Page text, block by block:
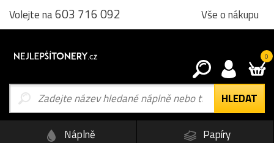
Volejte na603 716 092 Vše o nákupu
0
Náplně
Papíry